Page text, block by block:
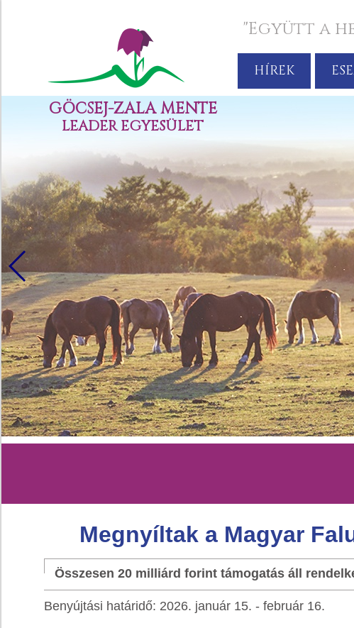
"Együtt a
GÖCSEJ-ZALA MENTE
LEADER EGYESÜLET
HÍREK
Megnyíltak a Magyar
Összesen 20 milliárd forint támogatás áll
Benyújtási határidő: 2026. január 15. - február 16.